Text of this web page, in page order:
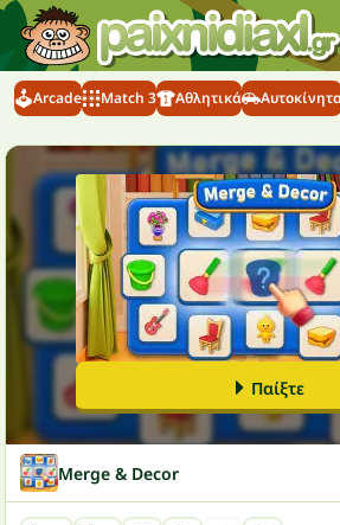
Arcade Match 3 Αθλητικά
Παίξτε
Merge & Decor